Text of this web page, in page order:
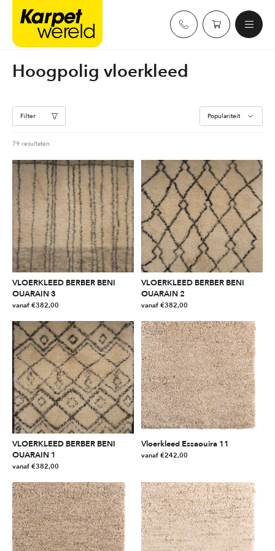
Karpetwereld
Hoogpolig vloerkleed
Filter
79 resultaten
populariteit
VLOERKLEED BERBER BENI
OUARAIN 3
vanaf€382,00
product
heeft
meerdere
variaties.
Deze
optie
kan
gekozen
worden
op
de
productpagina
VLOERKLEED BERBER BENI
OUARAIN 2
vanaf€382,00
product
heeft
meerdere
variaties.
Deze
optie
kan
gekozen
op
de
VLOERKLEED BERBER BENI
OUARAIN 1
vanaf€382,00
product
heeft
meerdere
variaties.
Deze
Vloerkleed Essaouira 11
vanaf€242,00
product
heeft
meerdere
variaties.
Deze
optie